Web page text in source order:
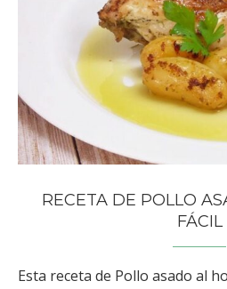
RECETA DE POLLO
FÁCIL
Esta receta de Pollo asado al